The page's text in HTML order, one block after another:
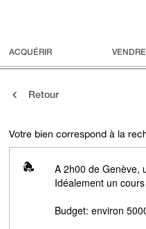
ACQUÉRIR VENDRE
Retour
Votre bien correspond à la
A 2h00 de Genève,
Idéalement un
Budget: environ